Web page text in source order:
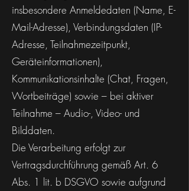
insbesondere Anmeldedaten (Name, E-
Mail-Adresse), Verbindungsdaten (IP-
Adresse, Teilnahmezeitpunkt,
Geräteinformationen),
Kommunikationsinhalte (Chat, Fragen,
Wortbeiträge) sowie – bei aktiver
Teilnahme – Audio-, Video- und
Bilddaten.
Die Verarbeitung erfolgt zur
Vertragsdurchführung gemäß Art. 6
Abs. 1 lit. b DSGVO sowie aufgrund